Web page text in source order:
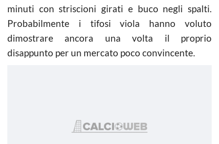
minuti con striscioni girati e buco negli spalti.
Probabilmente i tifosi viola hanno voluto
dimostrare ancora una volta il proprio
disappunto per un mercato poco convincente.